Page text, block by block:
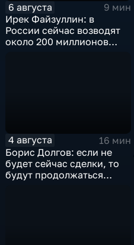
6 августа
9 мин
Ирек Файзуллин: в
России сейчас возводят
около 200 миллионов
4 августа
16 мин
Борис Долгов: если не
будет сейчас сделки, то
будут продолжаться